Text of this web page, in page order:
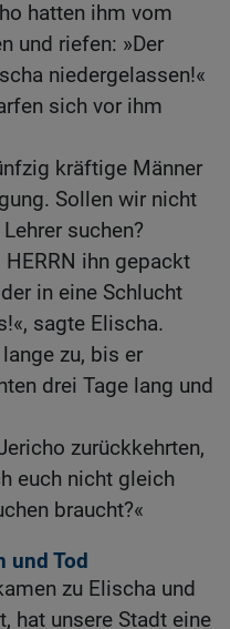
hatten ihm vom
und riefen: »Der
niedergelassen!«
sich vor ihm
kräftige Männer
Sollen wir nicht
suchen?
ihn gepackt
in eine Schlucht
sagte Elischa.
zu, bis er
drei Tage lang und
zurückkehrten,
euch nicht gleich
braucht?«
und Tod
zu Elischa und
hat unsere Stadt eine